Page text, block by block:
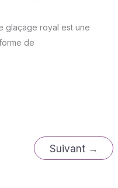
glaçage royal est une
de
Suivant →